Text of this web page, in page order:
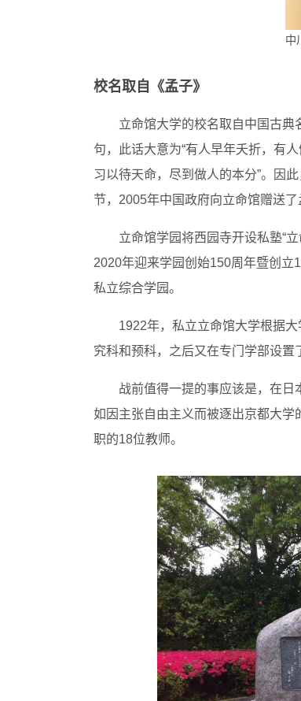
中
校名取自《孟子》
立命馆大学的校名取自中国古典
句，此话大意为“有人早年夭折，有
习以待天命，尽到做人的本分”。因
节，2005年中国政府向立命馆赠送了
立命馆学园将西园寺开设私塾“
2020年迎来学园创始150周年暨创立
私立综合学园。
1922年，私立立命馆大学根据
究科和预科，之后又在专门学部设置
战前值得一提的事应该是，在
如因主张自由主义而被逐出京都大
职的18位教师。